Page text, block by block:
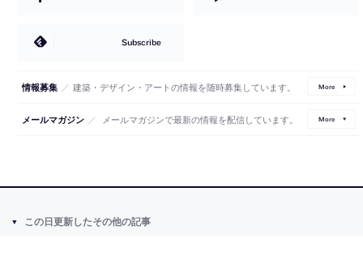
Subscribe
情報募集 ／ 建築・デザイン・アートの情報を随時募集しています。 More
メールマガジン ／ メールマガジンで最新の情報を配信しています。 More
この日更新したその他の記事